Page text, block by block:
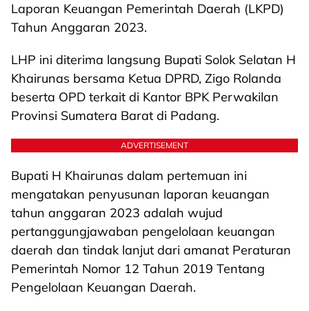
Laporan Keuangan Pemerintah Daerah (LKPD)
Tahun Anggaran 2023.
LHP ini diterima langsung Bupati Solok Selatan H
Khairunas bersama Ketua DPRD, Zigo Rolanda
beserta OPD terkait di Kantor BPK Perwakilan
Provinsi Sumatera Barat di Padang.
ADVERTISEMENT
Bupati H Khairunas dalam pertemuan ini
mengatakan penyusunan laporan keuangan
tahun anggaran 2023 adalah wujud
pertanggungjawaban pengelolaan keuangan
daerah dan tindak lanjut dari amanat Peraturan
Pemerintah Nomor 12 Tahun 2019 Tentang
Pengelolaan Keuangan Daerah.